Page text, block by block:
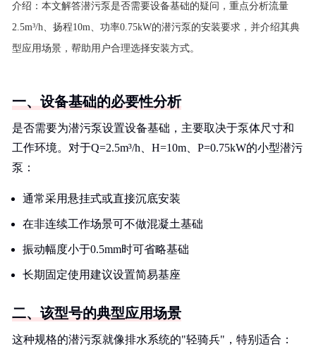
介绍： 本文解答潜污泵是否需要设备基础的疑问，重点分析流量
2.5m³/h、扬程10m、功率0.75kW的潜污泵的安装要求，并介绍其典
型应用场景，帮助用户合理选择安装方式。
一、设备基础的必要性分析
是否需要为潜污泵设置设备基础，主要取决于泵体尺寸和
工作环境。对于Q=2.5m³/h、H=10m、P=0.75kW的小型潜污
泵：
通常采用悬挂式或直接沉底安装
在非连续工作场景可不做混凝土基础
振动幅度小于0.5mm时可省略基础
长期固定使用建议设置简易基座
二、该型号的典型应用场景
这种规格的潜污泵就像排水系统的"轻骑兵"，特别适合：